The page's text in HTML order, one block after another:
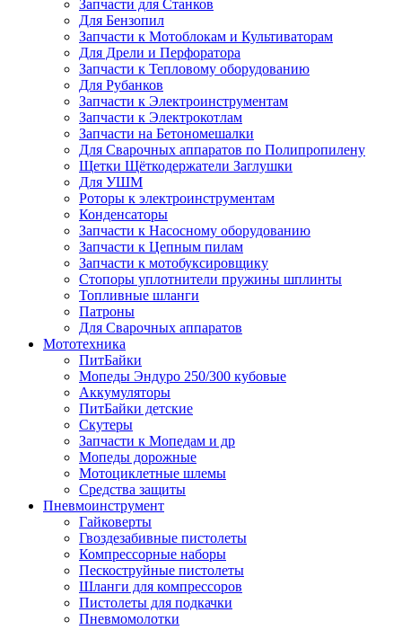
Запчасти для Станков
Для Бензопил
Запчасти к Мотоблокам и Культиваторам
Для Дрели и Перфоратора
Запчасти к Тепловому оборудованию
Для Рубанков
Запчасти к Электроинструментам
Запчасти к Электрокотлам
Запчасти на Бетономешалки
Для Сварочных аппаратов по Полипропилену
Щетки Щёткодержатели Заглушки
Для УШМ
Роторы к электроинструментам
Конденсаторы
Запчасти к Насосному оборудованию
Запчасти к Цепным пилам
Запчасти к мотобуксировщику
Стопоры уплотнители пружины шплинты
Топливные шланги
Патроны
Для Сварочных аппаратов
Мототехника
ПитБайки
Мопеды Эндуро 250/300 кубовые
Аккумуляторы
ПитБайки детские
Скутеры
Запчасти к Мопедам и др
Мопеды дорожные
Мотоциклетные шлемы
Средства защиты
Пневмоинструмент
Гайковерты
Гвоздезабивные пистолеты
Компрессорные наборы
Пескоструйные пистолеты
Шланги для компрессоров
Пистолеты для подкачки
Пневмомолотки